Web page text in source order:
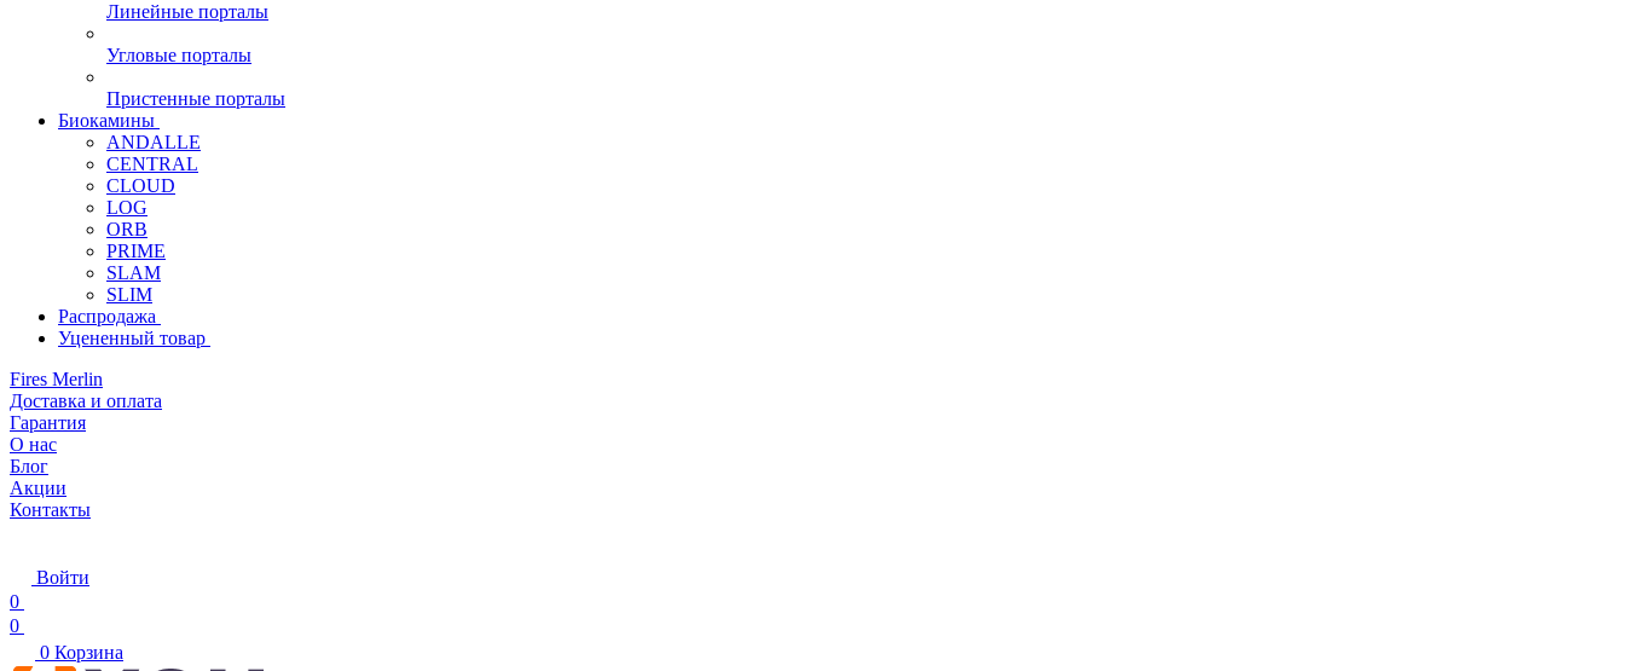
Линейные порталы
Угловые порталы
Пристенные порталы
Биокамины
ANDALLE
CENTRAL
CLOUD
LOG
ORB
PRIME
SLAM
SLIM
Распродажа
Уцененный товар
Fires Merlin
Доставка и оплата
Гарантия
О нас
Блог
Акции
Контакты
Войти
0
0
0 Корзина